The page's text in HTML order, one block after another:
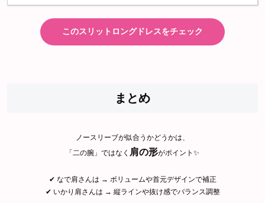
このスリットロングドレスをチェック
まとめ
ノースリーブが似合うかどうかは、
「二の腕」ではなく 肩の形がポイント✨
✔ なで肩さんは → ボリュームや首元デザインで補正
✔ いかり肩さんは → 縦ラインや抜け感でバランス調整